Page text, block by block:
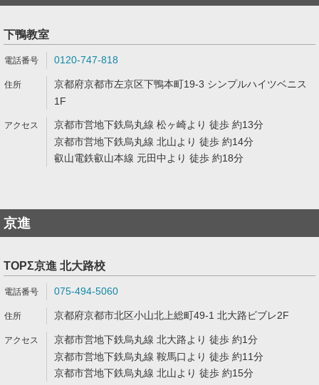
下鴨教室
0120-747-818
京都府京都市左京区下鴨本町19-3 シンプルハイツベニス
1F
京都市営地下鉄烏丸線 松ヶ崎より 徒歩 約13分
京都市営地下鉄烏丸線 北山より 徒歩 約14分
叡山電鉄叡山本線 元田中より 徒歩 約18分
京進
TOPΣ京進 北大路校
075-494-5060
京都府京都市北区小山北上総町49-1 北大路ビブレ2F
京都市営地下鉄烏丸線 北大路より 徒歩 約1分
京都市営地下鉄烏丸線 鞍馬口より 徒歩 約11分
京都市営地下鉄烏丸線 北山より 徒歩 約15分